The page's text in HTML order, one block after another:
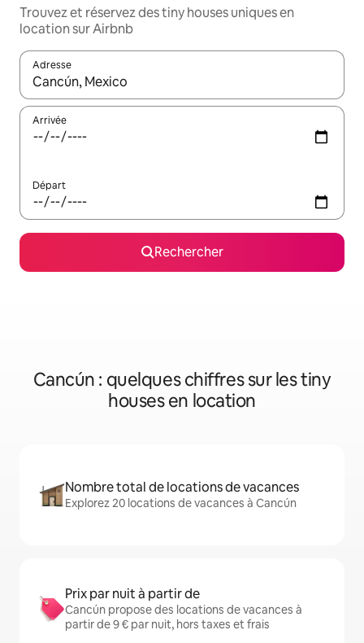
Trouvez et réservez des tiny houses uniques en
location sur Airbnb
Adresse
Lorsque les résultats s'affichent, utilisez les flèches vers le
Arrivée
Départ
Rechercher
Cancún : quelques chiffres sur les tiny
houses en location
Nombre total de locations de vacances
Explorez 20 locations de vacances à Cancún
Prix par nuit à partir de
Cancún propose des locations de vacances à
partir de 9 € par nuit, hors taxes et frais